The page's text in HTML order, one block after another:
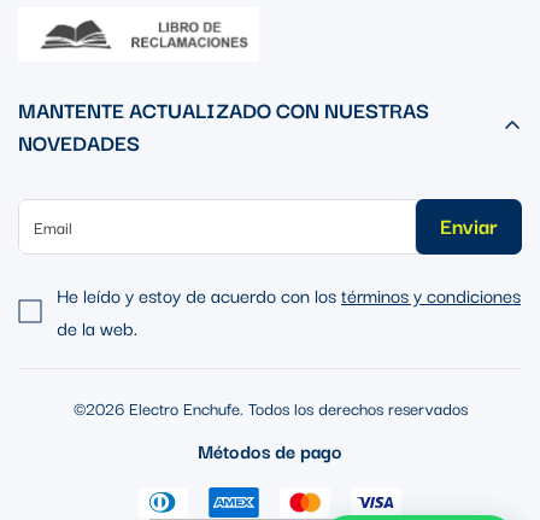
MANTENTE ACTUALIZADO CON NUESTRAS
NOVEDADES
Enviar
He leído y estoy de acuerdo con lostérminos y condiciones
de la web.
©2026 Electro Enchufe. Todos los derechos reservados
Métodos de pago